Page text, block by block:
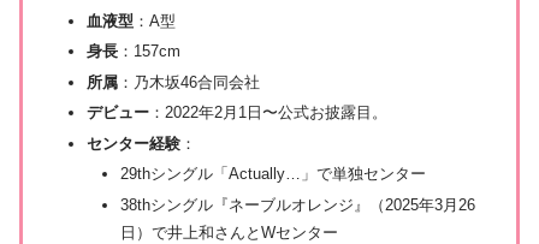
血液型 ：A型
身長：157cm
所属：乃木坂46合同会社
デビュー：2022年2月1日〜公式お披露目。
センター経験：
29thシングル「Actually…」で単独センター
38thシングル『ネーブルオレンジ』（2025年3月26
日）で井上和さんとWセンター